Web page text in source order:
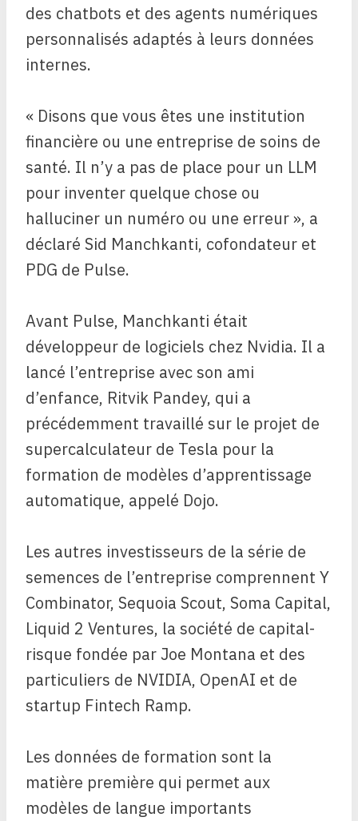
des chatbots et des agents numériques
personnalisés adaptés à leurs données
internes.
« Disons que vous êtes une institution
financière ou une entreprise de soins de
santé. Il n’y a pas de place pour un LLM
pour inventer quelque chose ou
halluciner un numéro ou une erreur », a
déclaré Sid Manchkanti, cofondateur et
PDG de Pulse.
Avant Pulse, Manchkanti était
développeur de logiciels chez Nvidia. Il a
lancé l’entreprise avec son ami
d’enfance, Ritvik Pandey, qui a
précédemment travaillé sur le projet de
supercalculateur de Tesla pour la
formation de modèles d’apprentissage
automatique, appelé Dojo.
Les autres investisseurs de la série de
semences de l’entreprise comprennent Y
Combinator, Sequoia Scout, Soma Capital,
Liquid 2 Ventures, la société de capital-
risque fondée par Joe Montana et des
particuliers de NVIDIA, OpenAI et de
startup Fintech Ramp.
Les données de formation sont la
matière première qui permet aux
modèles de langue importants